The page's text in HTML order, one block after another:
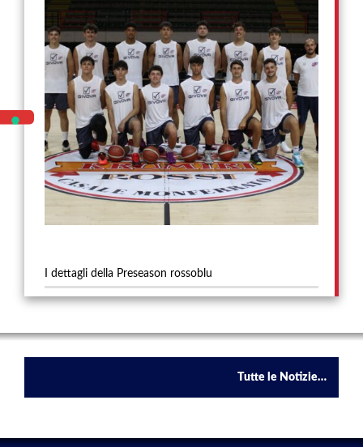
I dettagli della Preseason rossoblu
Tutte le Notizie…